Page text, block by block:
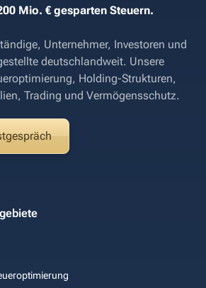
Mio. € gesparten Steuern.
Unternehmer, Investoren und
deutschlandweit. Unsere
Holding-Strukturen,
Trading und Vermögensschutz.